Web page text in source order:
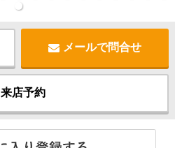
メールで問合せ
来店予約